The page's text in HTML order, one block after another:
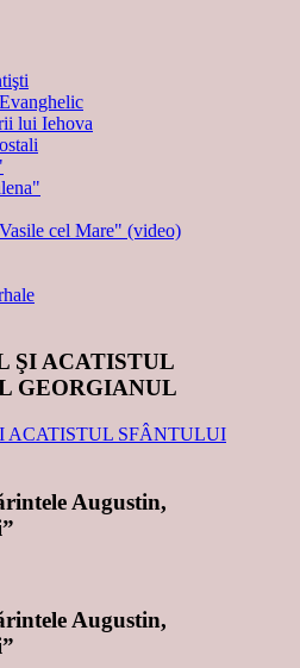
lui Iehova
cel Mare" (video)
ŞI ACATISTUL
GEORGIANUL
Augustin,
Augustin,